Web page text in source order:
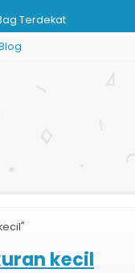
Terdekat
Kertas Kraft
Bag Murah
Bag Murah
Bag Bahan Kertas
kecil